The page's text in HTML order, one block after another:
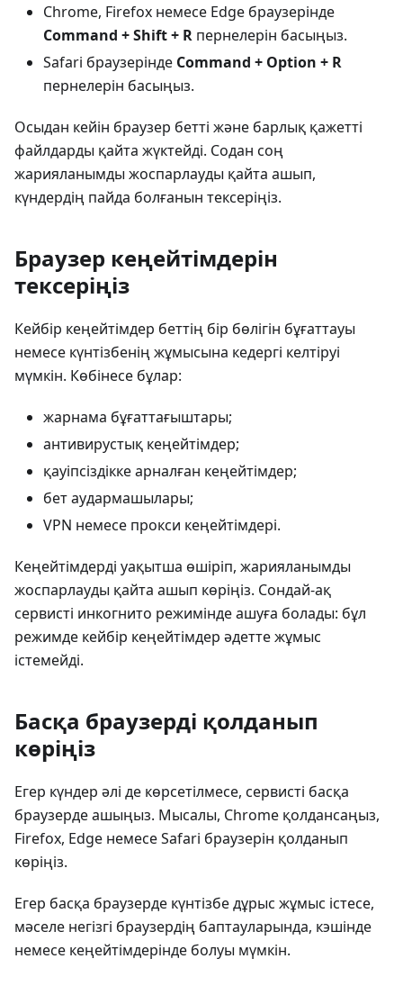
Chrome, Firefox немесе Edge браузерінде
Command + Shift + R пернелерін басыңыз.
Safari браузерінде Command + Option + R
пернелерін басыңыз.
Осыдан кейін браузер бетті және барлық қажетті
файлдарды қайта жүктейді. Содан соң
жарияланымды жоспарлауды қайта ашып,
күндердің пайда болғанын тексеріңіз.
Браузер кеңейтімдерін
тексеріңіз
Кейбір кеңейтімдер беттің бір бөлігін бұғаттауы
немесе күнтізбенің жұмысына кедергі келтіруі
мүмкін. Көбінесе бұлар:
жарнама бұғаттағыштары;
антивирустық кеңейтімдер;
қауіпсіздікке арналған кеңейтімдер;
бет аудармашылары;
VPN немесе прокси кеңейтімдері.
Кеңейтімдерді уақытша өшіріп, жарияланымды
жоспарлауды қайта ашып көріңіз. Сондай-ақ
сервисті инкогнито режимінде ашуға болады: бұл
режимде кейбір кеңейтімдер әдетте жұмыс
істемейді.
Басқа браузерді қолданып
көріңіз
Егер күндер әлі де көрсетілмесе, сервисті басқа
браузерде ашыңыз. Мысалы, Chrome қолдансаңыз,
Firefox, Edge немесе Safari браузерін қолданып
көріңіз.
Егер басқа браузерде күнтізбе дұрыс жұмыс істесе,
мәселе негізгі браузердің баптауларында, кэшінде
немесе кеңейтімдерінде болуы мүмкін.